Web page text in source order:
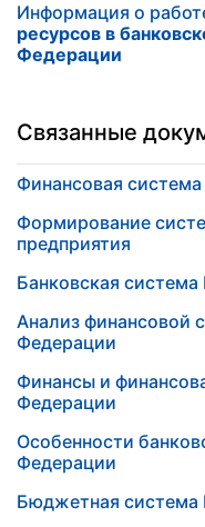
Информация о
ресурсов в
Федерации
Связанные
Финансовая
Формирование
предприятия
Банковская
Анализ финансовой
Федерации
Финансы и
Федерации
Особенности
Федерации
Бюджетная система